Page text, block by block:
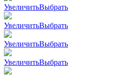
УвеличитьВыбрать
УвеличитьВыбрать
УвеличитьВыбрать
УвеличитьВыбрать